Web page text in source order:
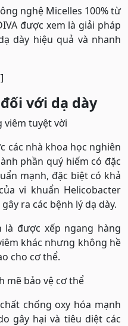
nghệ Micelles 100% từ
được xem là giải pháp
dày hiệu quả và nhanh
với dạ dày
viêm tuyệt vời
các nhà khoa học nghiên
phần quý hiếm có đặc
mạnh, đặc biệt có khả
vi khuẩn Helicobacter
ra các bệnh lý dạ dày.
là được xếp ngang hàng
khác nhưng không hề
cho cơ thể.
mẽ bảo vệ cơ thể
chống oxy hóa mạnh
gây hại và tiêu diệt các